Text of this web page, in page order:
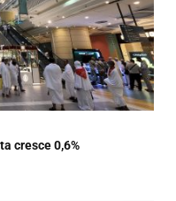
cresce 0,6%